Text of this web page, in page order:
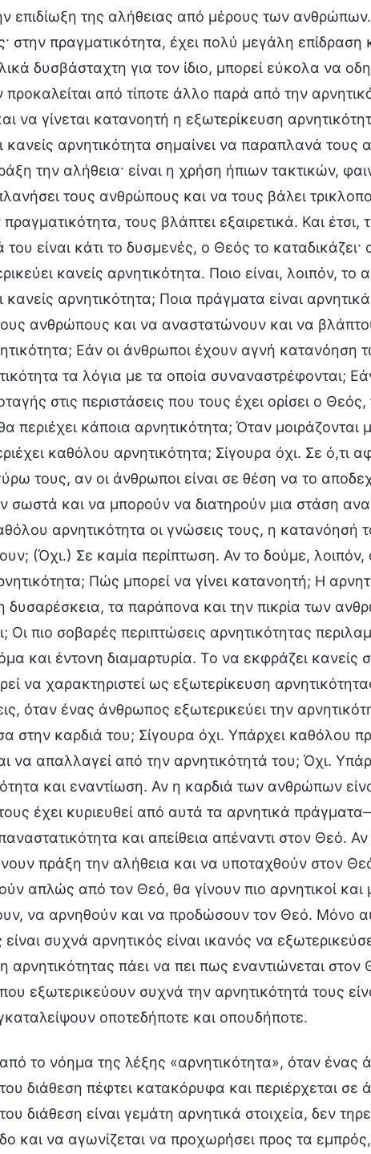
επιδίωξη της αλήθειας από μέρους των
στην πραγματικότητα, έχει πολύ μεγάλη επίδραση
δυσβάσταχτη για τον ίδιο, μπορεί εύκολα να
προκαλείται από τίποτε άλλο παρά από την
να γίνεται κατανοητή η εξωτερίκευση
κανείς αρνητικότητα σημαίνει να παραπλανά τους
την αλήθεια· είναι η χρήση ήπιων τακτικών,
τους ανθρώπους και να τους βάλει
τους βλάπτει εξαιρετικά. Και έτσι,
του είναι κάτι το δυσμενές, ο Θεός το
κανείς αρνητικότητα. Ποιο είναι, λοιπόν, το
κανείς αρνητικότητα; Ποια πράγματα είναι
ανθρώπους και να αναστατώνουν και να
Εάν οι άνθρωποι έχουν αγνή κατανόηση
τα λόγια με τα οποία συναναστρέφονται;
στις περιστάσεις που τους έχει ορίσει ο
περιέχει κάποια αρνητικότητα; Όταν
καθόλου αρνητικότητα; Σίγουρα όχι. Σε ό,τι
τους, αν οι άνθρωποι είναι σε θέση να το
σωστά και να μπορούν να διατηρούν μια στάση
αρνητικότητα οι γνώσεις τους, η κατανόησή
(Όχι.) Σε καμία περίπτωση. Αν το δούμε, λοιπόν,
Πώς μπορεί να γίνει κατανοητή; Η
δυσαρέσκεια, τα παράπονα και την πικρία των
Οι πιο σοβαρές περιπτώσεις αρνητικότητας
και έντονη διαμαρτυρία. Το να εκφράζει κανείς
να χαρακτηριστεί ως εξωτερίκευση
όταν ένας άνθρωπος εξωτερικεύει την
στην καρδιά του; Σίγουρα όχι. Υπάρχει καθόλου
να απαλλαγεί από την αρνητικότητά του; Όχι.
και εναντίωση. Αν η καρδιά των ανθρώπων
έχει κυριευθεί από αυτά τα αρνητικά
και απείθεια απέναντι στον Θεό.
πράξη την αλήθεια και να υποταχθούν στον
απλώς από τον Θεό, θα γίνουν πιο αρνητικοί και
να αρνηθούν και να προδώσουν τον Θεό. Μόνο
συχνά αρνητικός είναι ικανός να
αρνητικότητας πάει να πει πως εναντιώνεται στον
εξωτερικεύουν συχνά την αρνητικότητά τους
οποτεδήποτε και οπουδήποτε.
το νόημα της λέξης «αρνητικότητα», όταν ένας
διάθεση πέφτει κατακόρυφα και περιέρχεται
διάθεση είναι γεμάτη αρνητικά στοιχεία, δεν
και να αγωνίζεται να προχωρήσει προς τα